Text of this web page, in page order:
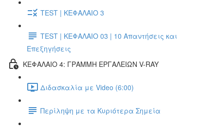
TEST | ΚΕΦΑΛΑΙΟ 3
TEST | ΚΕΦΑΛΑΙΟ 03 | 10 Απαντήσεις και
Επεξηγήσεις
ΚΕΦΑΛΑΙΟ 4: ΓΡΑΜΜΗ ΕΡΓΑΛΕΙΩΝ V-RAY
Διδασκαλία με Video (6:00)
Περίληψη με τα Κυριότερα Σημεία